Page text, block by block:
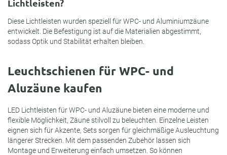
Lichtleisten?
Diese Lichtleisten wurden speziell für WPC- und Aluminiumzäune
entwickelt. Die Befestigung ist auf die Materialien abgestimmt,
sodass Optik und Stabilität erhalten bleiben.
Leuchtschienen für WPC- und
Aluzäune kaufen
LED Lichtleisten für WPC- und Aluzäune bieten eine moderne und
flexible Möglichkeit, Zäune stilvoll zu beleuchten. Einzelne Leisten
eignen sich für Akzente, Sets sorgen für gleichmäßige Ausleuchtung
längerer Strecken. Mit dem passenden Zubehör lassen sich
Montage und Erweiterung einfach umsetzen. So können